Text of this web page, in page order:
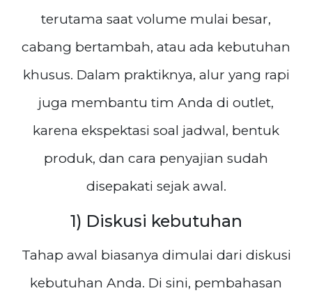
terutama saat volume mulai besar,
cabang bertambah, atau ada kebutuhan
khusus. Dalam praktiknya, alur yang rapi
juga membantu tim Anda di outlet,
karena ekspektasi soal jadwal, bentuk
produk, dan cara penyajian sudah
disepakati sejak awal.
1) Diskusi kebutuhan
Tahap awal biasanya dimulai dari diskusi
kebutuhan Anda. Di sini, pembahasan